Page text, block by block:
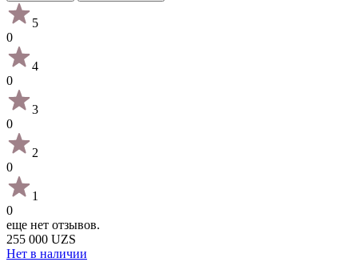
5
0
4
0
3
0
2
0
1
0
еще нет отзывов.
255 000 UZS
Нет в наличии